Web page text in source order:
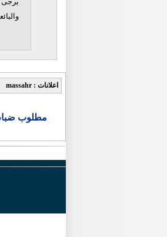
اعلانات : massahr
مطلوب